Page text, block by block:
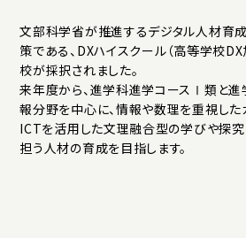
資料請求
文部科学省が推進するデジタル人材育
策である、DXハイスクール（高等学校
校が採択されました。
来年度から、進学科進学コースⅠ類と
報分野を中心に、情報や数理を重視した
ICTを活用した文理融合型の学びや探究
担う人材の育成を目指します。